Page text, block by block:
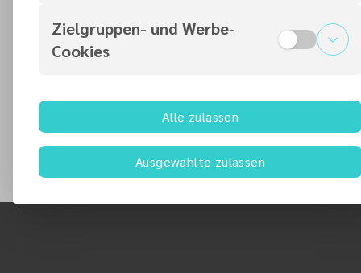
Datenschutzeinstellungen blockiert
Wollen Sie das trotzdem sehen? Sie können Ihre
Zielgruppen- und Werbe-
Cookies
Alle zulassen
Ausgewählte zulassen